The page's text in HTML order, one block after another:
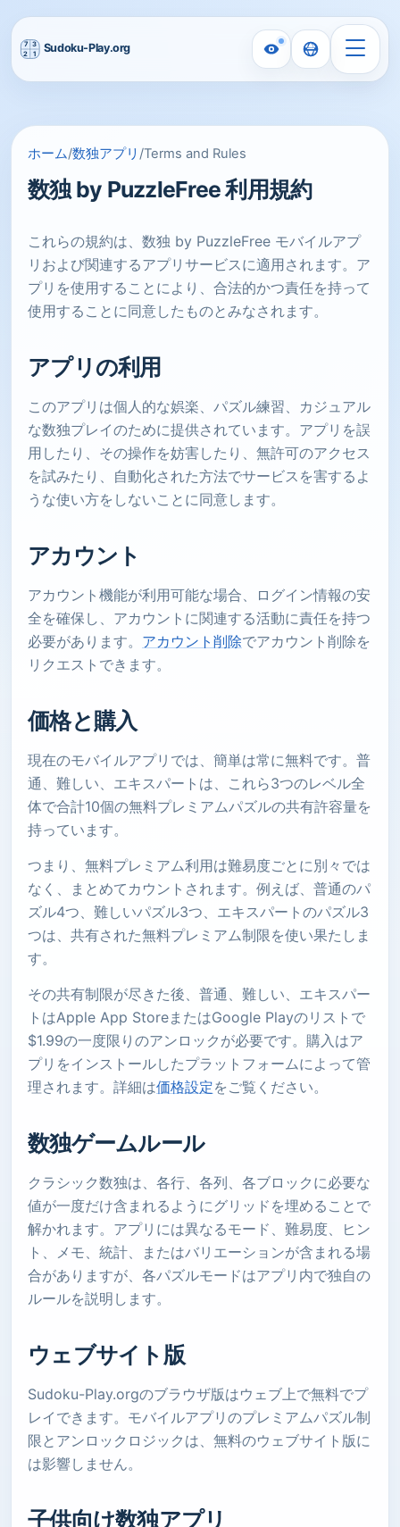
ホーム/数独アプリ /Terms and Rules
数独 by PuzzleFree 利用規約
これらの規約は、数独 by PuzzleFree モバイルアプ
リおよび関連するアプリサービスに適用されます。ア
プリを使用することにより、合法的かつ責任を持って
使用することに同意したものとみなされます。
アプリの利用
このアプリは個人的な娯楽、パズル練習、カジュアル
な数独プレイのために提供されています。アプリを誤
用したり、その操作を妨害したり、無許可のアクセス
を試みたり、自動化された方法でサービスを害するよ
うな使い方をしないことに同意します。
アカウント
アカウント機能が利用可能な場合、ログイン情報の安
全を確保し、アカウントに関連する活動に責任を持つ
必要があります。 アカウント削除でアカウント削除を
リクエストできます。
価格と購入
現在のモバイルアプリでは、簡単は常に無料です。普
通、難しい、エキスパートは、これら3つのレベル全
体で合計10個の無料プレミアムパズルの共有許容量を
持っています。
つまり、無料プレミアム利用は難易度ごとに別々では
なく、まとめてカウントされます。例えば、普通のパ
ズル4つ、難しいパズル3つ、エキスパートのパズル3
つは、共有された無料プレミアム制限を使い果たしま
す。
その共有制限が尽きた後、普通、難しい、エキスパー
トはApple App StoreまたはGoogle Playのリストで
$1.99の一度限りのアンロックが必要です。購入はア
プリをインストールしたプラットフォームによって管
理されます。詳細は価格設定をご覧ください。
数独ゲームルール
クラシック数独は、各行、各列、各ブロックに必要な
値が一度だけ含まれるようにグリッドを埋めることで
解かれます。アプリには異なるモード、難易度、ヒン
ト、メモ、統計、またはバリエーションが含まれる場
合がありますが、各パズルモードはアプリ内で独自の
ルールを説明します。
ウェブサイト版
Sudoku-Play.orgのブラウザ版はウェブ上で無料でプ
レイできます。モバイルアプリのプレミアムパズル制
限とアンロックロジックは、無料のウェブサイト版に
は影響しません。
子供向け数独アプリ